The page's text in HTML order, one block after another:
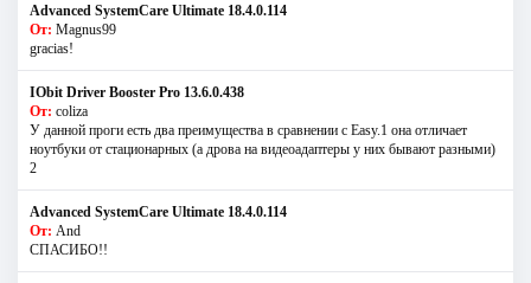
Advanced SystemCare Ultimate 18.4.0.114
От: Magnus99
gracias!
IObit Driver Booster Pro 13.6.0.438
От: coliza
У данной проги есть два преимущества в сравнении с Easy.1 она отличает
ноутбуки от стационарных (а дрова на видеоадаптеры у них бывают разными)
2
Advanced SystemCare Ultimate 18.4.0.114
От: And
СПАСИБО!!